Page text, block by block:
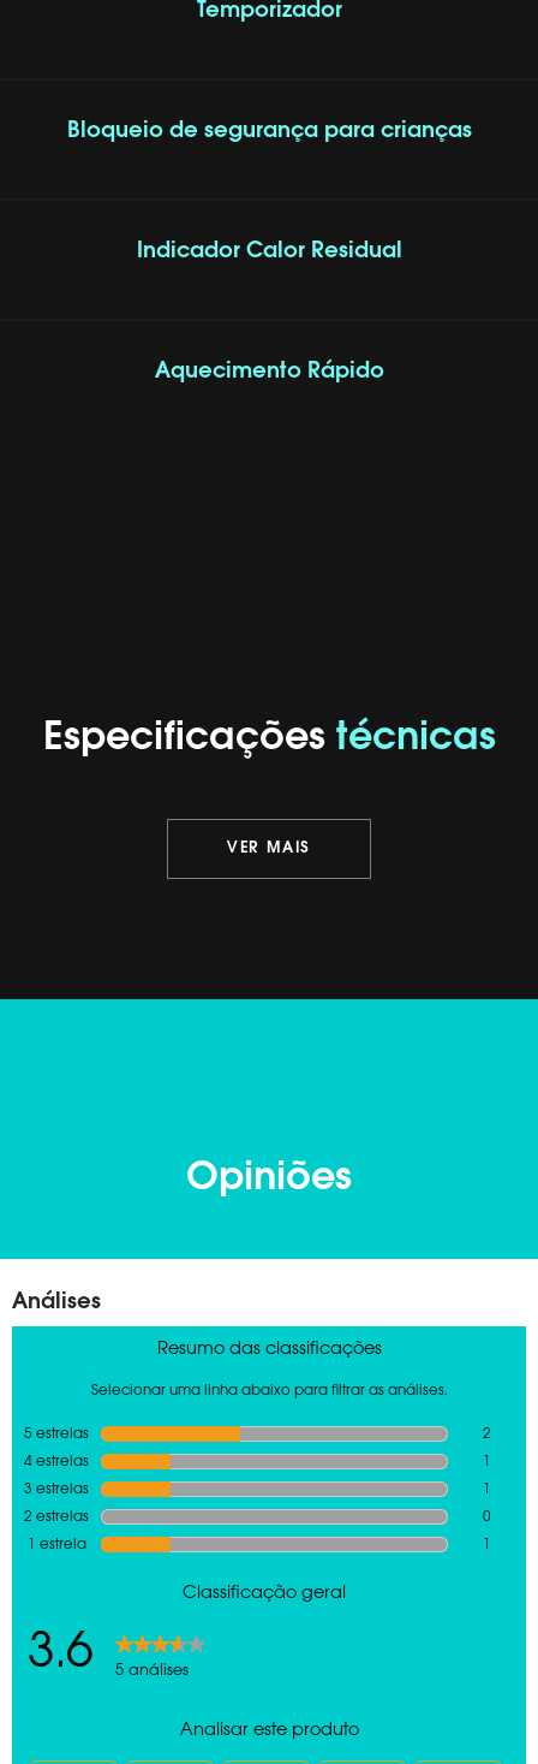
Temporizador
Bloqueio de segurança para crianças
Indicador Calor Residual
Aquecimento Rápido
Especificações técnicas
VER MAIS
Opiniões